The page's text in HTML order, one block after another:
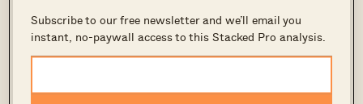
Subscribe to our free newsletter and we’ll email you
instant, no-paywall access to this Stacked Pro analysis.
普通 新房至转
售（Subsale）
18.6%
$233,195
售